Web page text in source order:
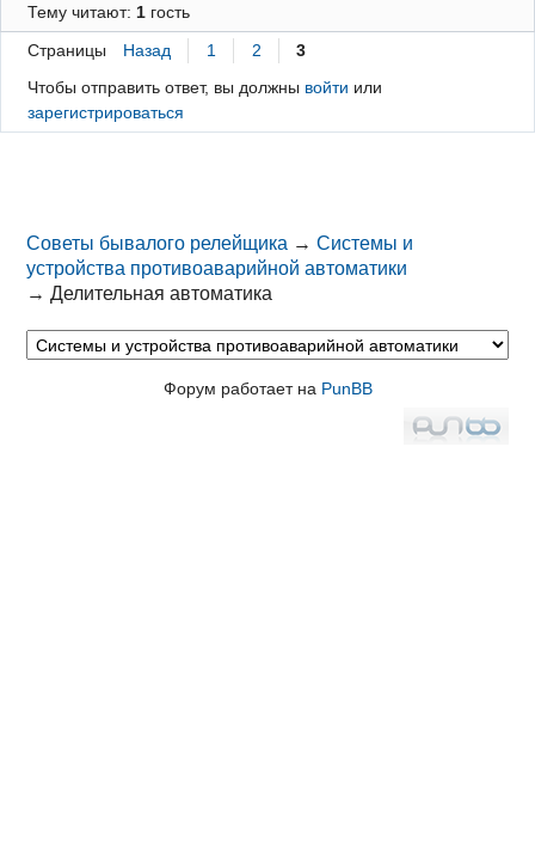
Тему читают: 1гость
Страницы Назад 1 2
3
Чтобы отправить ответ, вы должны войти или
зарегистрироваться
Советы бывалого релейщика →Системы и
устройства противоаварийной автоматики
→Делительная автоматика
Форум работает на PunBB